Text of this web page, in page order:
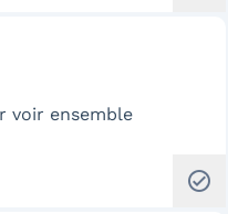
voir ensemble
check_circle